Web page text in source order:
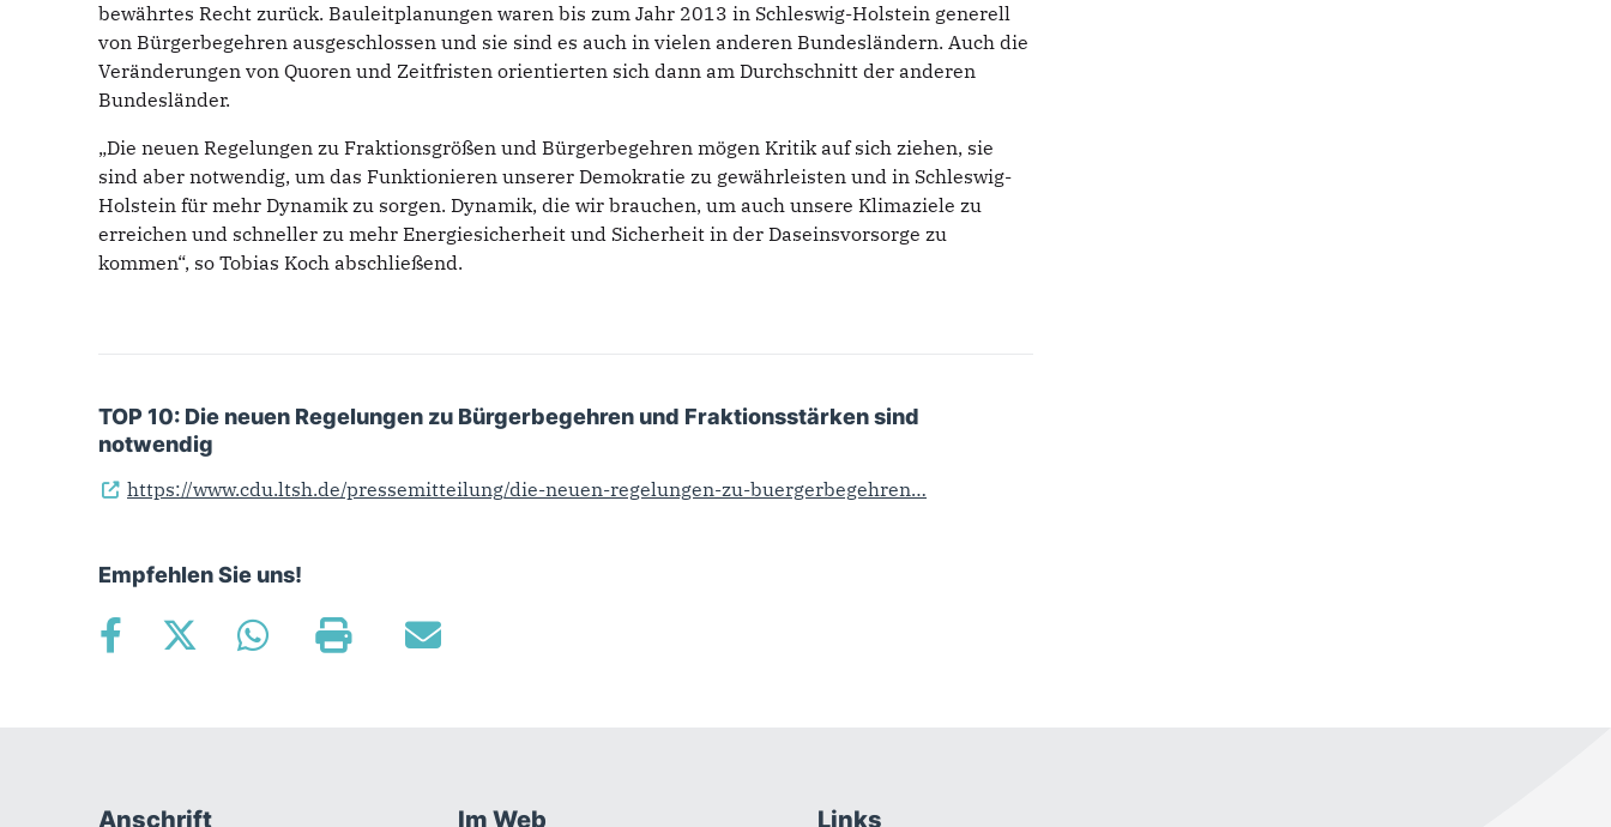
bewährtes Recht zurück. Bauleitplanungen waren bis zum Jahr 2013 in Schleswig-Holstein generell
von Bürgerbegehren ausgeschlossen und sie sind es auch in vielen anderen Bundesländern. Auch die
Veränderungen von Quoren und Zeitfristen orientierten sich dann am Durchschnitt der anderen
Bundesländer.
„Die neuen Regelungen zu Fraktionsgrößen und Bürgerbegehren mögen Kritik auf sich ziehen, sie
sind aber notwendig, um das Funktionieren unserer Demokratie zu gewährleisten und in Schleswig-
Holstein für mehr Dynamik zu sorgen. Dynamik, die wir brauchen, um auch unsere Klimaziele zu
erreichen und schneller zu mehr Energiesicherheit und Sicherheit in der Daseinsvorsorge zu
kommen“, so Tobias Koch abschließend.
TOP 10: Die neuen Regelungen zu Bürgerbegehren und Fraktionsstärken sind
notwendig
https://www.cdu.ltsh.de/pressemitteilung/die-neuen-regelungen-zu-buergerbegehren…
Empfehlen Sie uns!
Anschrift Im Web Links